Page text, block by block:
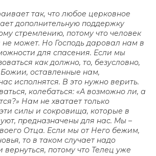
так, что любое церковное
дополнительную поддержку
стремлению, потому что человек
не может. Но Господь даровал нам в
для спасения. Если мы
как должно, то, безусловно,
оставленные нам,
исполнятся. В это нужно верить.
колебаться: «А возможно ли, а
Нам не хватает только
силы и сокровища, которые в
предназначены для нас. Мы –
Отца. Если мы от Него бежим,
то в таком случает надо
вернуться, потому что Телец уже